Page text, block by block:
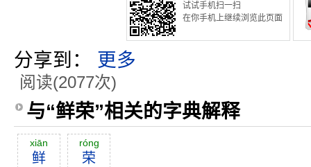
试试手机扫一扫
在你手机上继续浏览此页面
分享到： 更多
阅读(2077次)
与“鲜荣”相关的字典解释
xiān
鲜
róng
荣